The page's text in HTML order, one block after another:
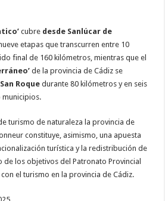
cubre desde Sanlúcar de
etapas que transcurren entre 10
final de 160 kilómetros, mientras que el
de la provincia de Cádiz se
Roque durante 80 kilómetros y en seis
municipios.
turismo de naturaleza la provincia de
constituye, asimismo, una apuesta
turística y la redistribución de
los objetivos del Patronato Provincial
el turismo en la provincia de Cádiz.